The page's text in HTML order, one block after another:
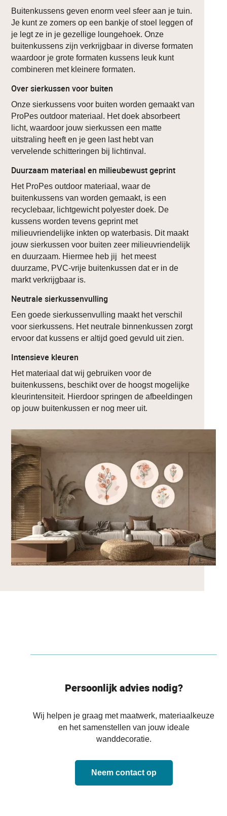
Buitenkussens geven enorm veel sfeer aan je tuin.
Je kunt ze zomers op een bankje of stoel leggen of
je legt ze in je gezellige loungehoek. Onze
buitenkussens zijn verkrijgbaar in diverse formaten
waardoor je grote formaten kussens leuk kunt
combineren met kleinere formaten.
Over sierkussen voor buiten
Onze sierkussens voor buiten worden gemaakt van
ProPes outdoor materiaal. Het doek absorbeert
licht, waardoor jouw sierkussen een matte
uitstraling heeft en je geen last hebt van
vervelende schitteringen bij lichtinval.
Duurzaam materiaal en milieubewust geprint
Het ProPes outdoor materiaal, waar de
buitenkussens van worden gemaakt, is een
recyclebaar, lichtgewicht polyester doek. De
kussens worden tevens geprint met
milieuvriendelijke inkten op waterbasis. Dit maakt
jouw sierkussen voor buiten zeer milieuvriendelijk
en duurzaam. Hiermee heb jij het meest
duurzame, PVC-vrije buitenkussen dat er in de
markt verkrijgbaar is.
Neutrale sierkussenvulling
Een goede sierkussenvulling maakt het verschil
voor sierkussens. Het neutrale binnenkussen zorgt
ervoor dat kussens er altijd goed gevuld uit zien.
Intensieve kleuren
Het materiaal dat wij gebruiken voor de
buitenkussens, beschikt over de hoogst mogelijke
kleurintensiteit. Hierdoor springen de afbeeldingen
op jouw buitenkussen er nog meer uit.
Persoonlijk advies nodig?
Wij helpen je graag met maatwerk, materiaalkeuze
en het samenstellen van jouw ideale
wanddecoratie.
Neem contact op